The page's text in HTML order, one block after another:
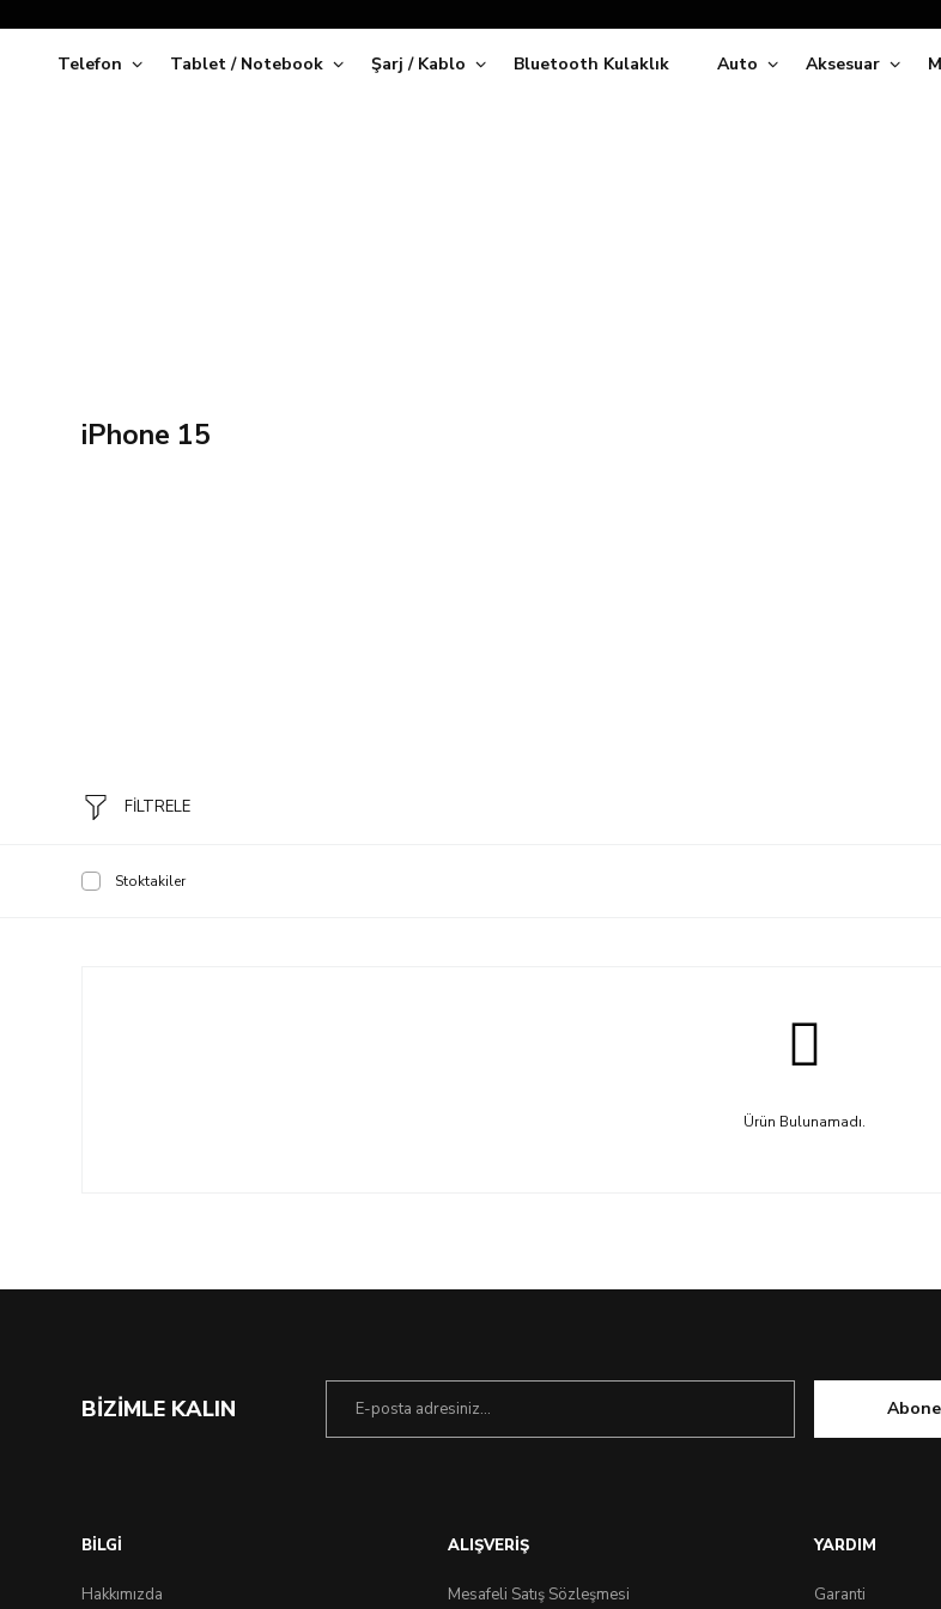
Siparişleriniz
5 İş Günü İçerisinde Kargoda!
Kapıda Ödeme Kolaylığı, Kredi Kartı ile Taksitli Hızlı
Telefon Tablet / Notebook Şarj / Kablo Bluetooth Kulaklık Auto Aksesuar
iPhone 15
FİLTRELE
Stoktakiler
Ürün Bulunamadı.
BİZİMLE KALIN
BİLGİ
Hakkımızda
ALIŞVERİŞ
Mesafeli Satış Sözleşmesi
YARDIM
Garanti